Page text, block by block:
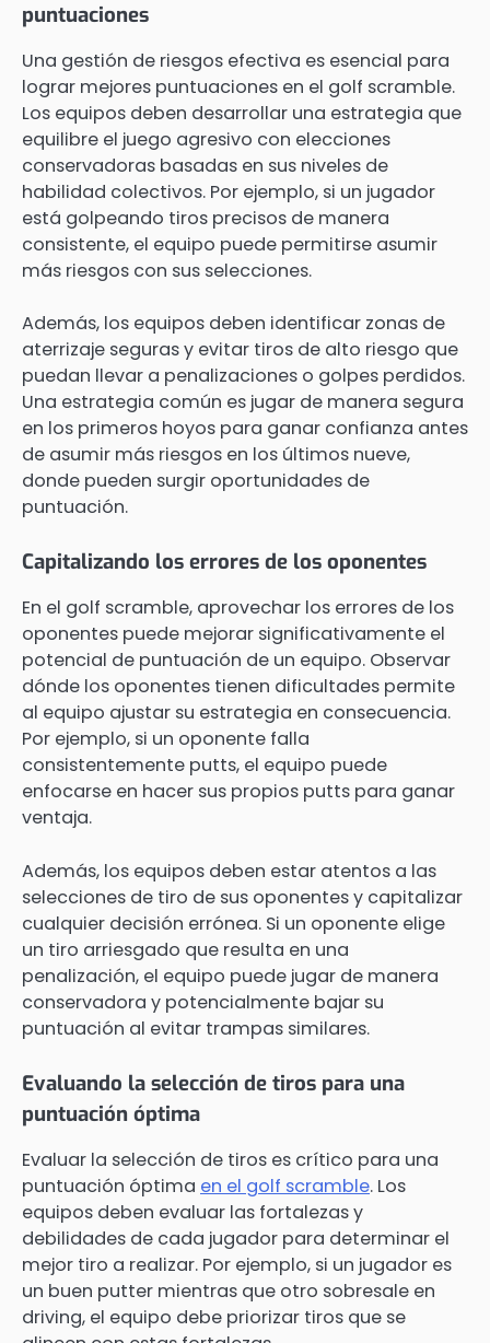
puntuaciones
Una gestión de riesgos efectiva es esencial para
lograr mejores puntuaciones en el golf scramble.
Los equipos deben desarrollar una estrategia que
equilibre el juego agresivo con elecciones
conservadoras basadas en sus niveles de
habilidad colectivos. Por ejemplo, si un jugador
está golpeando tiros precisos de manera
consistente, el equipo puede permitirse asumir
más riesgos con sus selecciones.
Además, los equipos deben identificar zonas de
aterrizaje seguras y evitar tiros de alto riesgo que
puedan llevar a penalizaciones o golpes perdidos.
Una estrategia común es jugar de manera segura
en los primeros hoyos para ganar confianza antes
de asumir más riesgos en los últimos nueve,
donde pueden surgir oportunidades de
puntuación.
Capitalizando los errores de los oponentes
En el golf scramble, aprovechar los errores de los
oponentes puede mejorar significativamente el
potencial de puntuación de un equipo. Observar
dónde los oponentes tienen dificultades permite
al equipo ajustar su estrategia en consecuencia.
Por ejemplo, si un oponente falla
consistentemente putts, el equipo puede
enfocarse en hacer sus propios putts para ganar
ventaja.
Además, los equipos deben estar atentos a las
selecciones de tiro de sus oponentes y capitalizar
cualquier decisión errónea. Si un oponente elige
un tiro arriesgado que resulta en una
penalización, el equipo puede jugar de manera
conservadora y potencialmente bajar su
puntuación al evitar trampas similares.
Evaluando la selección de tiros para una
puntuación óptima
Evaluar la selección de tiros es crítico para una
puntuación óptima en el golf scramble. Los
equipos deben evaluar las fortalezas y
debilidades de cada jugador para determinar el
mejor tiro a realizar. Por ejemplo, si un jugador es
un buen putter mientras que otro sobresale en
driving, el equipo debe priorizar tiros que se